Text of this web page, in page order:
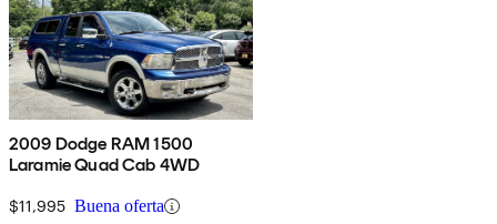
2009 Dodge RAM 1500
Laramie Quad Cab 4WD
$11,995 Buena oferta